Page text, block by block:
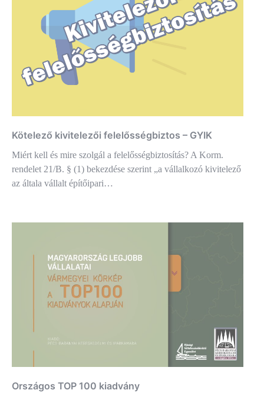
Kötelező kivitelezői felelősségbiztos – GYIK
Miért kell és mire szolgál a felelősségbiztosítás? A Korm.
rendelet 21/B. § (1) bekezdése szerint „a vállalkozó kivitelező
az általa vállalt építőipari…
Országos TOP 100 kiadvány